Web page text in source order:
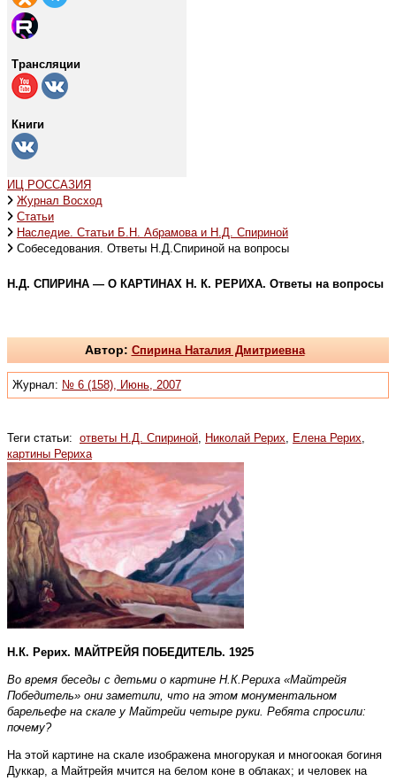
Трансляции
Книги
ИЦ РОССАЗИЯ
Журнал Восход
Статьи
Наследие. Статьи Б.Н. Абрамова и Н.Д. Спириной
Собеседования. Ответы Н.Д.Спириной на вопросы
Н.Д. СПИРИНА — О КАРТИНАХ Н. К. РЕРИХА. Ответы на вопросы
Автор: Спирина Наталия Дмитриевна
Журнал: № 6 (158), Июнь, 2007
Теги статьи: ответы Н.Д. Спириной Николай Рерих Елена Рерих
картины Рериха
Н.К. Рерих. МАЙТРЕЙЯ ПОБЕДИТЕЛЬ. 1925
Во время беседы с детьми о картине Н.К.Рериха «Майтрейя
Победитель» они заметили, что на этом монументальном
барельефе на скале у Майтрейи четыре руки. Ребята спросили:
почему?
На этой картине на скале изображена многорукая и многоокая богиня
Дуккар, а Майтрейя мчится на белом коне в облаках; и человек на